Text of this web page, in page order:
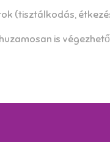
(tisztálkodás,
is